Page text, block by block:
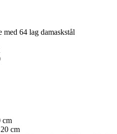
64 lag damaskstål
cm